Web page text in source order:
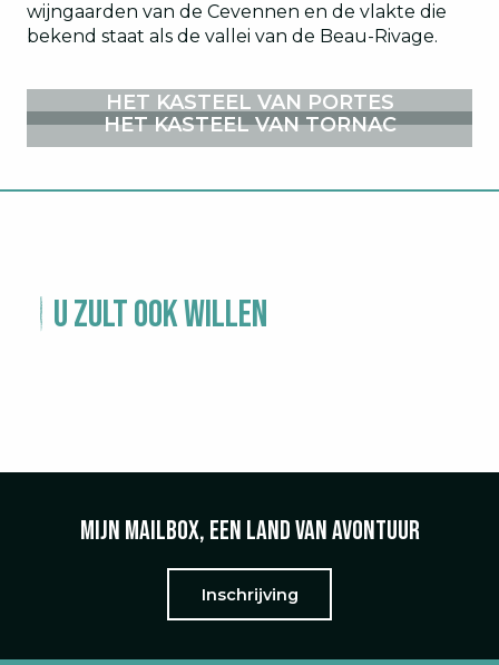
wijngaarden van de Cevennen en de vlakte die
bekend staat als de vallei van de Beau-Rivage.
HET KASTEEL VAN PORTES
HET KASTEEL VAN TORNAC
U zult ook willen
Mijn mailbox, een land van avontuur
Inschrijving